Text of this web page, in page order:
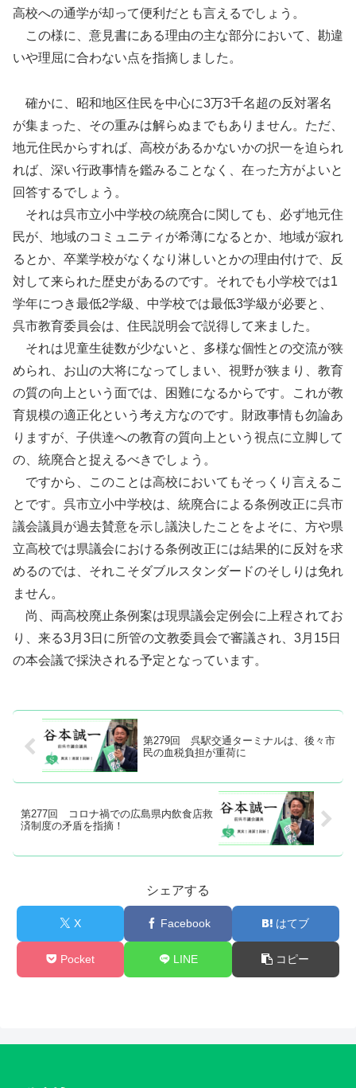
高校への通学が却って便利だとも言えるでしょう。
この様に、意見書にある理由の主な部分において、勘違
いや理屈に合わない点を指摘しました。
確かに、昭和地区住民を中心に3万3千名超の反対署名
が集まった、その重みは解らぬまでもありません。ただ、
地元住民からすれば、高校があるかないかの択一を迫られ
れば、深い行政事情を鑑みることなく、在った方がよいと
回答するでしょう。
それは呉市立小中学校の統廃合に関しても、必ず地元住
民が、地域のコミュニティが希薄になるとか、地域が寂れ
るとか、卒業学校がなくなり淋しいとかの理由付けで、反
対して来られた歴史があるのです。それでも小学校では1
学年につき最低2学級、中学校では最低3学級が必要と、
呉市教育委員会は、住民説明会で説得して来ました。
それは児童生徒数が少ないと、多様な個性との交流が狭
められ、お山の大将になってしまい、視野が狭まり、教育
の質の向上という面では、困難になるからです。これが教
育規模の適正化という考え方なのです。財政事情も勿論あ
りますが、子供達への教育の質向上という視点に立脚して
の、統廃合と捉えるべきでしょう。
ですから、このことは高校においてもそっくり言えるこ
とです。呉市立小中学校は、統廃合による条例改正に呉市
議会議員が過去賛意を示し議決したことをよそに、方や県
立高校では県議会における条例改正には結果的に反対を求
めるのでは、それこそダブルスタンダードのそしりは免れ
ません。
尚、両高校廃止条例案は現県議会定例会に上程されてお
り、来る3月3日に所管の文教委員会で審議され、3月15日
の本会議で採決される予定となっています。
第279回 呉駅交通ターミナルは、後々市
民の血税負担が重荷に
第277回 コロナ禍での広島県内飲食店救
済制度の矛盾を指摘！
シェアする
X Facebook はてブ
Pocket LINE コピー